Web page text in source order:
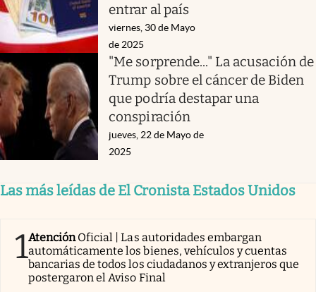
entrar al país
viernes, 30 de Mayo
de 2025
"Me sorprende..." La acusación de
Trump sobre el cáncer de Biden
que podría destapar una
conspiración
jueves, 22 de Mayo de
2025
Las más leídas de El Cronista Estados Unidos
1AtenciónOficial | Las autoridades embargan
automáticamente los bienes, vehículos y cuentas
bancarias de todos los ciudadanos y extranjeros que
postergaron el Aviso Final